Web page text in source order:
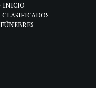
INICIO
CLASIFICADOS
FÚNEBRES